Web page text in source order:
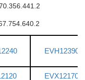
56.441.2
54.640.2
EVH12390
EVX12170